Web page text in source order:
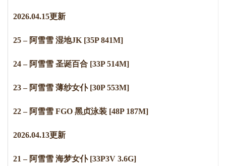
2026.04.15更新
25 – 阿雪雪 湿地JK [35P 841M]
24 – 阿雪雪 圣诞百合 [33P 514M]
23 – 阿雪雪 薄纱女仆 [30P 553M]
22 – 阿雪雪 FGO 黑贞泳装 [48P 187M]
2026.04.13更新
21 – 阿雪雪 海梦女仆 [33P3V 3.6G]